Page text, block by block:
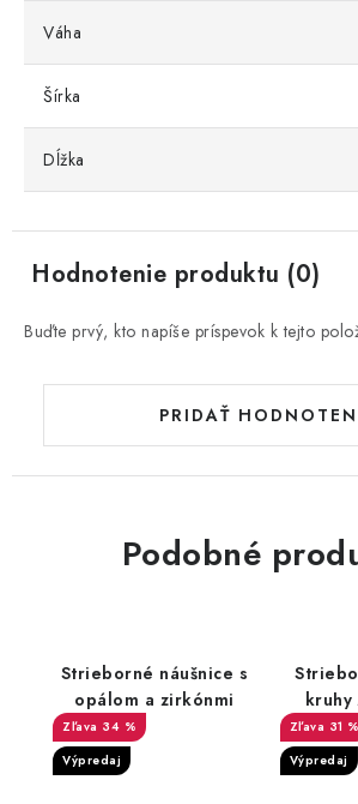
Váha
Šírka
Dĺžka
Hodnotenie produktu (0)
Buďte prvý, kto napíše príspevok k tejto
PRIDAŤ
Podobné
Strieborné náušnice s
opálom a zirkónmi
34 %
Výpredaj
kruhy
31 %
Výpredaj